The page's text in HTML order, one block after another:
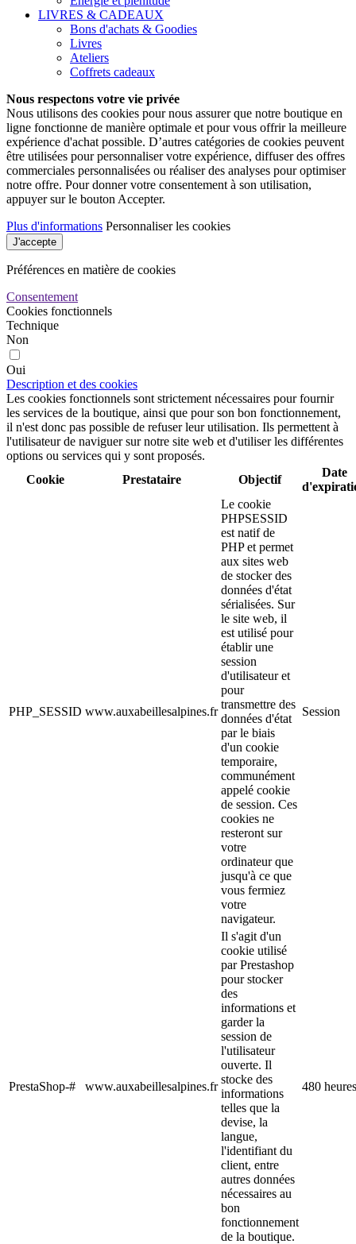
LIVRES & CADEAUX
Bons d'achats & Goodies
Livres
Ateliers
Coffrets cadeaux
Nous respectons votre vie privée
Nous utilisons des cookies pour nous assurer que notre boutique en
ligne fonctionne de manière optimale et pour vous offrir la meilleure
expérience d'achat possible. D’autres catégories de cookies peuvent
être utilisées pour personnaliser votre expérience, diffuser des offres
commerciales personnalisées ou réaliser des analyses pour optimiser
notre offre. Pour donner votre consentement à son utilisation,
appuyer sur le bouton Accepter.
Plus d'informations Personnaliser les cookies
J'accepte
Préférences en matière de cookies
Consentement
Cookies fonctionnels
Technique
Non
Oui
Description et des cookies
Les cookies fonctionnels sont strictement nécessaires pour fournir
les services de la boutique, ainsi que pour son bon fonctionnement,
il n'est donc pas possible de refuser leur utilisation. Ils permettent à
l'utilisateur de naviguer sur notre site web et d'utiliser les différentes
options ou services qui y sont proposés.
Cookie
Prestataire Objectif
Date
PHP_SESSID www.auxabeillesalpines.fr
Le cookie
PHPSESSID
est natif de
PHP et permet
aux sites web
de stocker des
données d'état
sérialisées. Sur
le site web, il
est utilisé pour
établir une
session
d'utilisateur et
pour
transmettre des
données d'état
par le biais
d'un cookie
temporaire,
communément
appelé cookie
de session. Ces
cookies ne
resteront sur
votre
ordinateur que
jusqu'à ce que
vous fermiez
votre
navigateur.
Session
PrestaShop-# www.auxabeillesalpines.fr
Il s'agit d'un
cookie utilisé
par Prestashop
pour stocker
des
informations et
garder la
session de
l'utilisateur
ouverte. Il
stocke des
informations
telles que la
devise, la
langue,
l'identifiant du
client, entre
autres données
nécessaires au
bon
fonctionnement
de la boutique.
480 heures